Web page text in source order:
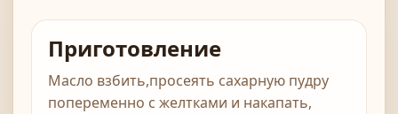
Приготовление
Масло взбить,просеять сахарную пудру
попеременно с желтками и накапать,